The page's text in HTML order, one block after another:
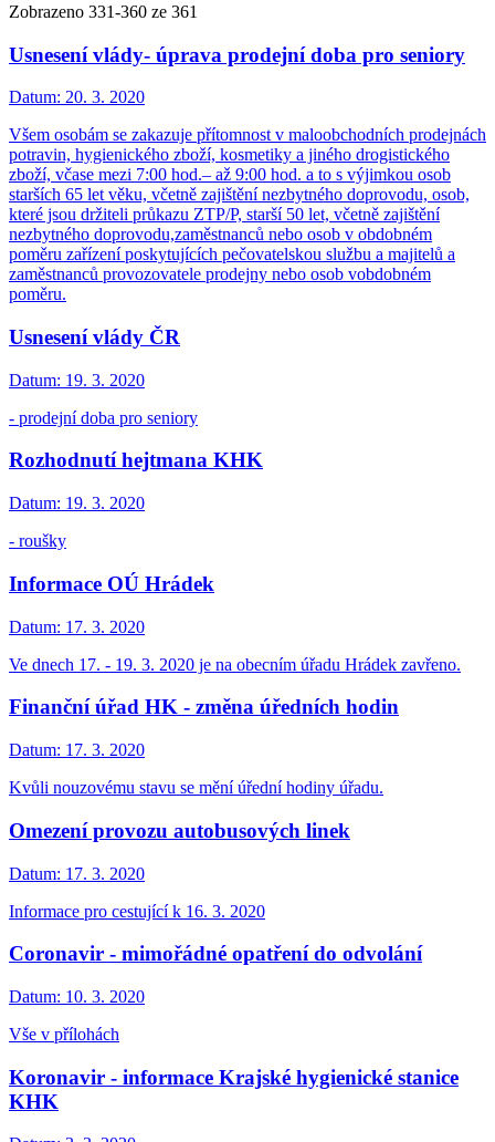
Zobrazeno 331-360 ze 361
Usnesení vlády- úprava prodejní doba pro seniory
Datum: 20. 3. 2020
Všem osobám se zakazuje přítomnost v maloobchodních prodejnách
potravin, hygienického zboží, kosmetiky a jiného drogistického
zboží, včase mezi 7:00 hod.– až 9:00 hod. a to s výjimkou osob
starších 65 let věku, včetně zajištění nezbytného doprovodu, osob,
které jsou držiteli průkazu ZTP/P, starší 50 let, včetně zajištění
nezbytného doprovodu,zaměstnanců nebo osob v obdobném
poměru zařízení poskytujících pečovatelskou službu a majitelů a
zaměstnanců provozovatele prodejny nebo osob vobdobném
poměru.
Usnesení vlády ČR
Datum: 19. 3. 2020
- prodejní doba pro seniory
Rozhodnutí hejtmana KHK
Datum: 19. 3. 2020
- roušky
Informace OÚ Hrádek
Datum: 17. 3. 2020
Ve dnech 17. - 19. 3. 2020 je na obecním úřadu Hrádek zavřeno.
Finanční úřad HK - změna úředních hodin
Datum: 17. 3. 2020
Kvůli nouzovému stavu se mění úřední hodiny úřadu.
Omezení provozu autobusových linek
Datum: 17. 3. 2020
Informace pro cestující k 16. 3. 2020
Coronavir - mimořádné opatření do odvolání
Datum: 10. 3. 2020
Vše v přílohách
Koronavir - informace Krajské hygienické stanice
KHK